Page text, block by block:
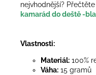
nejvhodnější?
kamarád do deště -
Vlastnosti:
Materiál: 100%
Váha: 15 gramů